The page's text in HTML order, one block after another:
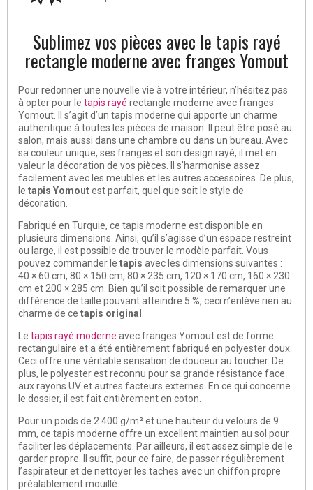
Sublimez vos pièces avec le tapis rayé
rectangle moderne avec franges Yomout
Pour redonner une nouvelle vie à votre intérieur, n’hésitez pas
à opter pour le tapis rayé rectangle moderne avec franges
Yomout. Il s’agit d’un tapis moderne qui apporte un charme
authentique à toutes les pièces de maison. Il peut être posé au
salon, mais aussi dans une chambre ou dans un bureau. Avec
sa couleur unique, ses franges et son design rayé, il met en
valeur la décoration de vos pièces. Il s’harmonise assez
facilement avec les meubles et les autres accessoires. De plus,
le tapis Yomoutest parfait, quel que soit le style de
décoration.
Fabriqué en Turquie, ce tapis moderne est disponible en
plusieurs dimensions. Ainsi, qu’il s’agisse d’un espace restreint
ou large, il est possible de trouver le modèle parfait. Vous
pouvez commander le tapis avec les dimensions suivantes :
40 × 60 cm, 80 × 150 cm, 80 × 235 cm, 120 × 170 cm, 160 × 230
cm et 200 × 285 cm. Bien qu’il soit possible de remarquer une
différence de taille pouvant atteindre 5 %, ceci n’enlève rien au
charme de ce tapis original
Le tapis rayé moderne avec franges Yomout est de forme
rectangulaire et a été entièrement fabriqué en polyester doux.
Ceci offre une véritable sensation de douceur au toucher. De
plus, le polyester est reconnu pour sa grande résistance face
aux rayons UV et autres facteurs externes. En ce qui concerne
le dossier, il est fait entièrement en coton.
Pour un poids de 2.400 g/m² et une hauteur du velours de 9
mm, ce tapis moderne offre un excellent maintien au sol pour
faciliter les déplacements. Par ailleurs, il est assez simple de le
garder propre. Il suffit, pour ce faire, de passer régulièrement
l’aspirateur et de nettoyer les taches avec un chiffon propre
préalablement mouillé.